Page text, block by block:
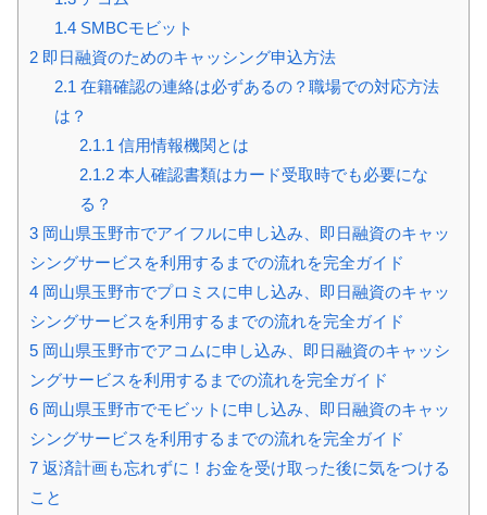
1.4SMBCモビット
2 即日融資のためのキャッシング申込方法
2.1 在籍確認の連絡は必ずあるの？職場での対応方法
は？
2.1.1 信用情報機関とは
2.1.2本人確認書類はカード受取時でも必要にな
る？
3 岡山県玉野市でアイフルに申し込み、即日融資のキャッ
シングサービスを利用するまでの流れを完全ガイド
4 岡山県玉野市でプロミスに申し込み、即日融資のキャッ
シングサービスを利用するまでの流れを完全ガイド
5 岡山県玉野市でアコムに申し込み、即日融資のキャッシ
ングサービスを利用するまでの流れを完全ガイド
6 岡山県玉野市でモビットに申し込み、即日融資のキャッ
シングサービスを利用するまでの流れを完全ガイド
7 返済計画も忘れずに！お金を受け取った後に気をつける
こと